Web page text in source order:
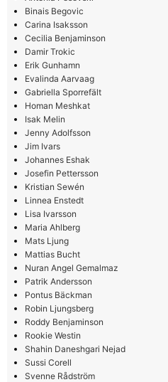
Binais Begovic
Carina Isaksson
Cecilia Benjaminson
Damir Trokic
Erik Gunhamn
Evalinda Aarvaag
Gabriella Sporrefält
Homan Meshkat
Isak Melin
Jenny Adolfsson
Jim Ivars
Johannes Eshak
Josefin Pettersson
Kristian Sewén
Linnea Enstedt
Lisa Ivarsson
Maria Ahlberg
Mats Ljung
Mattias Bucht
Nuran Angel Gemalmaz
Patrik Andersson
Pontus Bäckman
Robin Ljungsberg
Roddy Benjaminson
Rookie Westin
Shahin Daneshgari Nejad
Sussi Corell
Svenne Rådström